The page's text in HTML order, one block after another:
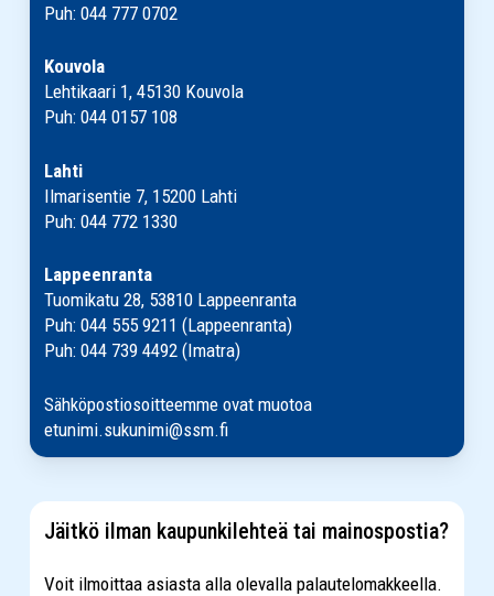
Puh: 044 777 0702
Kouvola
Lehtikaari 1, 45130 Kouvola
Puh: 044 0157 108
Lahti
Ilmarisentie 7, 15200 Lahti
Puh: 044 772 1330
Lappeenranta
Tuomikatu 28, 53810 Lappeenranta
Puh: 044 555 9211 (Lappeenranta)
Puh: 044 739 4492 (Imatra)
Sähköpostiosoitteemme ovat muotoa
etunimi.sukunimi@ssm.fi
Jäitkö ilman kaupunkilehteä tai mainospostia?
Voit ilmoittaa asiasta alla olevalla palautelomakkeella.